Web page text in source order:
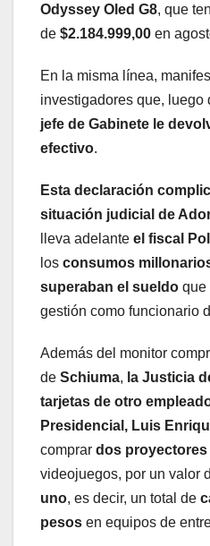
Odyssey Oled G8, que
de $2.184.999,00 en
En la misma línea,
investigadores que, luego
jefe de Gabinete le
efectivo.
Esta declaración
situación judicial de
lleva adelante el fiscal
los consumos
superaban el sueldo que
gestión como funcionario
Además del monitor
de Schiuma, la Justicia
tarjetas de otro
Presidencial, Luis
comprar dos proyectores
videojuegos, por un valor
uno, es decir, un total de
pesos en equipos de